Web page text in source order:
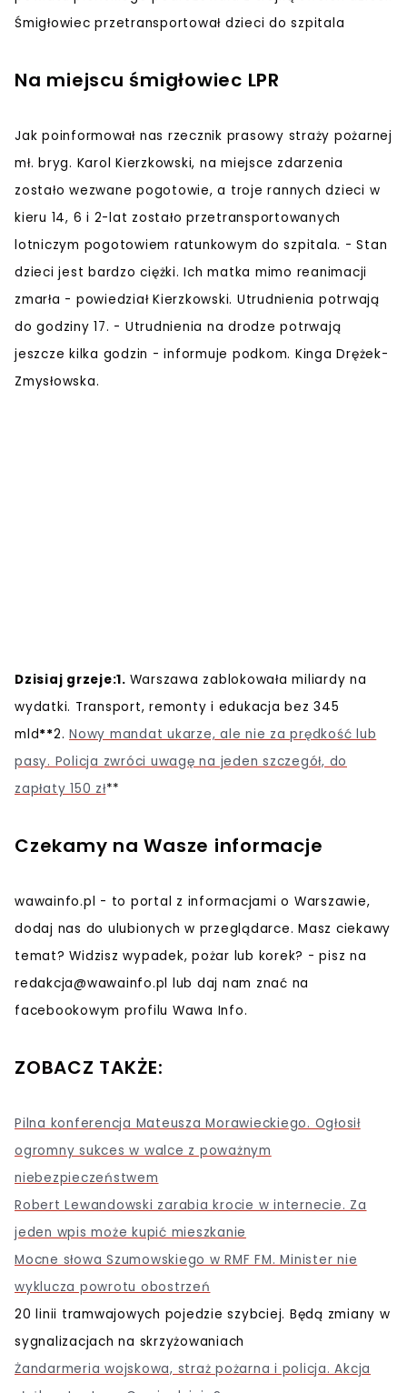
Śmigłowiec przetransportował dzieci do szpitala
Na miejscu śmigłowiec LPR
Jak poinformował nas rzecznik prasowy straży pożarnej
mł. bryg. Karol Kierzkowski, na miejsce zdarzenia
zostało wezwane pogotowie, a troje rannych dzieci w
kieru 14, 6 i 2-lat zostało przetransportowanych
lotniczym pogotowiem ratunkowym do szpitala. - Stan
dzieci jest bardzo ciężki. Ich matka mimo reanimacji
zmarła - powiedział Kierzkowski. Utrudnienia potrwają
do godziny 17. - Utrudnienia na drodze potrwają
jeszcze kilka godzin - informuje podkom. Kinga Drężek-
Zmysłowska.
Dzisiaj grzeje:1. Warszawa zablokowała miliardy na
wydatki. Transport, remonty i edukacja bez 345
mld**2. Nowy mandat ukarze, ale nie za prędkość lub
pasy. Policja zwróci uwagę na jeden szczegół, do
zapłaty 150 zł**
Czekamy na Wasze informacje
wawainfo.pl - to portal z informacjami o Warszawie,
dodaj nas do ulubionych w przeglądarce. Masz ciekawy
temat? Widzisz wypadek, pożar lub korek? - pisz na
redakcja@wawainfo.pl lub daj nam znać na
facebookowym profilu Wawa Info.
ZOBACZ TAKŻE:
Pilna konferencja Mateusza Morawieckiego. Ogłosił
ogromny sukces w walce z poważnym
niebezpieczeństwem
Robert Lewandowski zarabia krocie w internecie. Za
jeden wpis może kupić mieszkanie
Mocne słowa Szumowskiego w RMF FM. Minister nie
wyklucza powrotu obostrzeń
20 linii tramwajowych pojedzie szybciej. Będą zmiany w
sygnalizacjach na skrzyżowaniach
Żandarmeria wojskowa, straż pożarna i policja. Akcja